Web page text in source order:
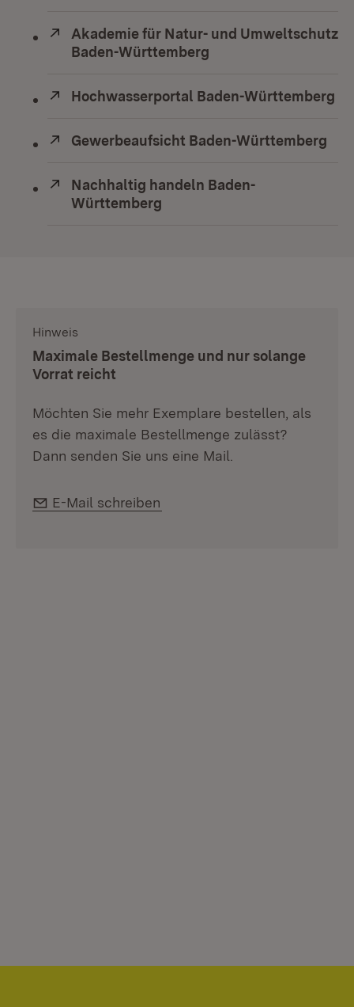
Extern:
Akademie für Natur- und Umweltschutz
Baden-Württemberg
Extern:
Hochwasserportal Baden-Württemberg
Extern:
Gewerbeaufsicht Baden-Württemberg
Extern:
Nachhaltig handeln Baden-
Württemberg
Hinweis
Maximale Bestellmenge und nur solange
Vorrat reicht
Möchten Sie mehr Exemplare bestellen, als
es die maximale Bestellmenge zulässt?
Dann senden Sie uns eine Mail.
E-Mail:
E-Mail schreiben